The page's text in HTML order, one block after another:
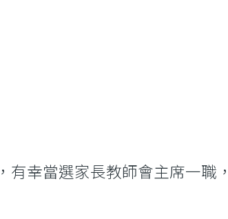
幸當選家長教師會主席一職